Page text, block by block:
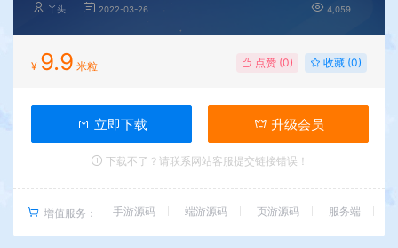
丫头 2022-03-26 4,059
¥ 9.9 米粒 点赞 (0) 收藏 (0)
立即下载 升级会员
下载不了？请联系网站客服提交链接错误！
增值服务： 手游源码 端游源码 页游源码 服务端